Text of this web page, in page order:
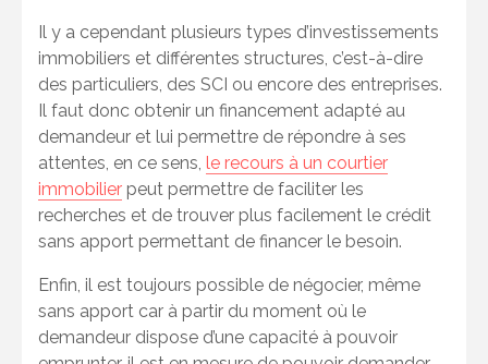
Il y a cependant plusieurs types d’investissements
immobiliers et différentes structures, c’est-à-dire
des particuliers, des SCI ou encore des entreprises.
Il faut donc obtenir un financement adapté au
demandeur et lui permettre de répondre à ses
attentes, en ce sens, le recours à un courtier
immobilier peut permettre de faciliter les
recherches et de trouver plus facilement le crédit
sans apport permettant de financer le besoin.
Enfin, il est toujours possible de négocier, même
sans apport car à partir du moment où le
demandeur dispose d’une capacité à pouvoir